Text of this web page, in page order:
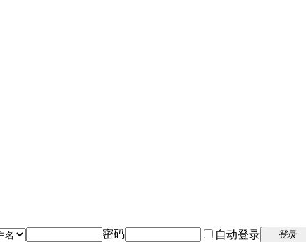
密码
自动登录 登录